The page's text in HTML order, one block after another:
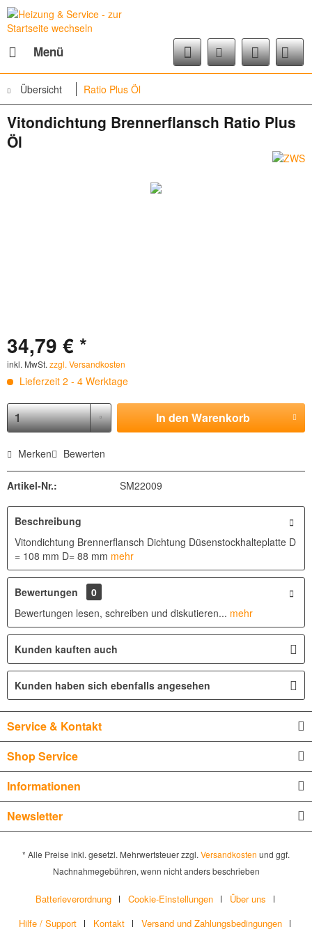
Menü
Übersicht Ratio Plus Öl
Vitondichtung Brennerflansch Ratio Plus
Öl
34,79 € *
inkl. MwSt. zzgl. Versandkosten
Lieferzeit 2 - 4 Werktage
In denWarenkorb
Merken Bewerten
Artikel-Nr.: SM22009
Beschreibung
Vitondichtung Brennerflansch Dichtung Düsenstockhalteplatte D
= 108 mm D= 88 mm mehr
Bewertungen
0
Bewertungen lesen, schreiben und diskutieren... mehr
Kunden kauften auch
Kunden haben sich ebenfalls angesehen
Service & Kontakt
Shop Service
Informationen
Newsletter
* Alle Preise inkl. gesetzl. Mehrwertsteuer zzgl. Versandkosten und ggf.
Nachnahmegebühren, wenn nicht anders beschrieben
Batterieverordnung Cookie-Einstellungen
Über uns
Hilfe / Support
Kontakt Versand und Zahlungsbedingungen